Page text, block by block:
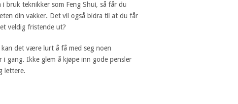
bruk teknikker som Feng Shui, så får du
din vakker. Det vil også bidra til at du får
veldig fristende ut?
det være lurt å få med seg noen
gang. Ikke glem å kjøpe inn gode pensler
lettere.